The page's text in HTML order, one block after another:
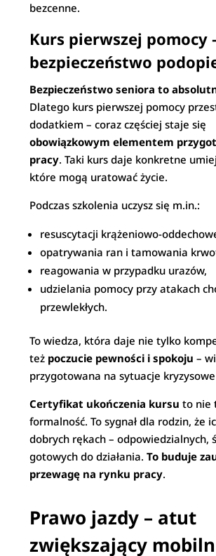
bezcenne.
Kurs pierwszej pomocy
bezpieczeństwo
Bezpieczeństwo seniora to
Dlatego kurs pierwszej pomocy
dodatkiem – coraz częściej staje się
obowiązkowym elementem
pracy. Taki kurs daje konkretne
które mogą uratować życie.
Podczas szkolenia uczysz się m.in.:
resuscytacji krążeniowo-
opatrywania ran i tamowania
reagowania w przypadku urazów,
udzielania pomocy przy atakach
przewlekłych.
To wiedza, która daje nie tylko
też poczucie pewności i spokoju –
przygotowana na sytuacje
Certyfikat ukończenia kursu to nie
formalność. To sygnał dla rodzin, że
dobrych rękach – odpowiedzialnych,
gotowych do działania.To buduje
przewagę na rynku pracy.
Prawo jazdy – atut
zwiększający